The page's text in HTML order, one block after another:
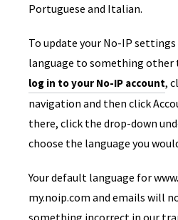
Portuguese and Italian.
To update your No-IP
language to something other
log in to your No-IP account,
navigation and then click
there, click the drop-down
choose the language you
Your default language for
my.noip.com and emails will
something incorrect in our